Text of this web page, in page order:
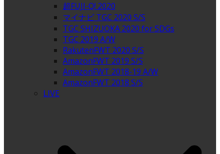
超FUJI-Q! 2020
マイナビ TGC 2020 S/S
TGC SHIZUOKA 2020 for SDGs
TGC 2019 A/W
RakutenFWT 2020 S/S
AmazonFWT 2019 S/S
AmazonFWT 2018-19 A/W
AmazonFWT 2018 S/S
LIVE